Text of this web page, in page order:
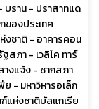
บราน - ปราสาทแด
ของประเทศ
งชาติ - อาคารคอน
สภา - เวลิโค ทาร์
งแจ้ง - ซากสภา
ย - มหาวิหารอเล็ก
แห่งชาติบัลแกเรีย